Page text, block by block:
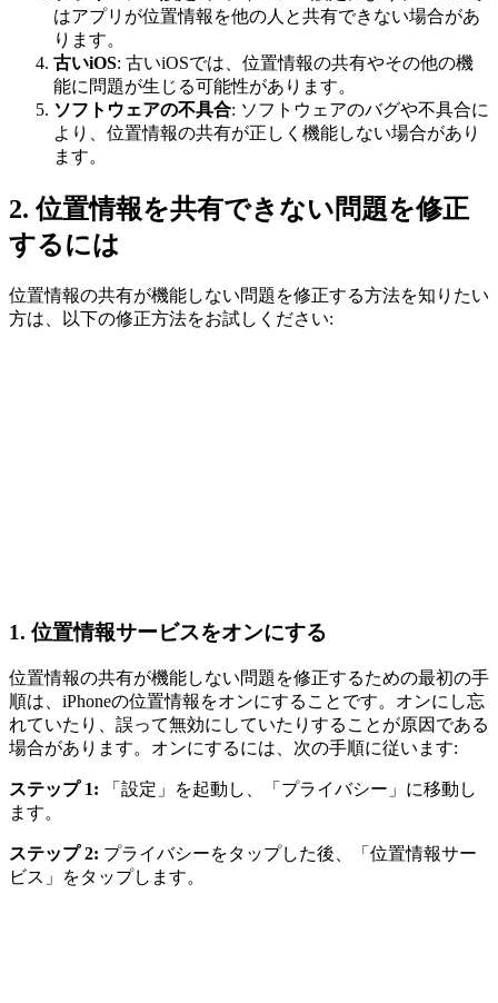
はアプリが位置情報を他の人と共有できない場合があ
ります。
古いiOS: 古いiOSでは、位置情報の共有やその他の機
能に問題が生じる可能性があります。
ソフトウェアの不具合: ソフトウェアのバグや不具合に
より、位置情報の共有が正しく機能しない場合があり
ます。
2.位置情報を共有できない問題を修正
するには
位置情報の共有が機能しない問題を修正する方法を知りたい
方は、以下の修正方法をお試しください:
1. 位置情報サービスをオンにする
位置情報の共有が機能しない問題を修正するための最初の手
順は、iPhoneの位置情報をオンにすることです。オンにし忘
れていたり、誤って無効にしていたりすることが原因である
場合があります。オンにするには、次の手順に従います:
ステップ 1: 「設定」を起動し、「プライバシー」に移動し
ます。
ステップ 2: プライバシーをタップした後、「位置情報サー
ビス」をタップします。